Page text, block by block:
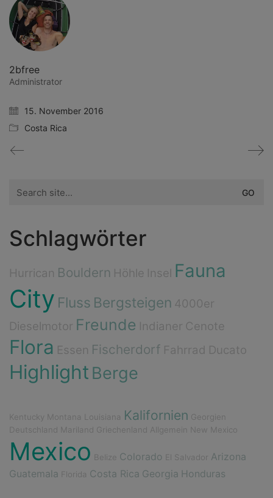
2bfree
Administrator
15. November 2016
Costa Rica
for:
Schlagwörter
Hurrican Bouldern Höhle Insel Fauna
City Fluss Bergsteigen 4000er
Dieselmotor Freunde Indianer Cenote
Flora Essen Fischerdorf Fahrrad Ducato
Highlight Berge
Kentucky Montana Louisiana Kalifornien Georgien
Deutschland Mariland Griechenland Allgemein New Mexico
Mexico Belize Colorado El Salvador Arizona
Guatemala
Florida Costa Rica Georgia Honduras